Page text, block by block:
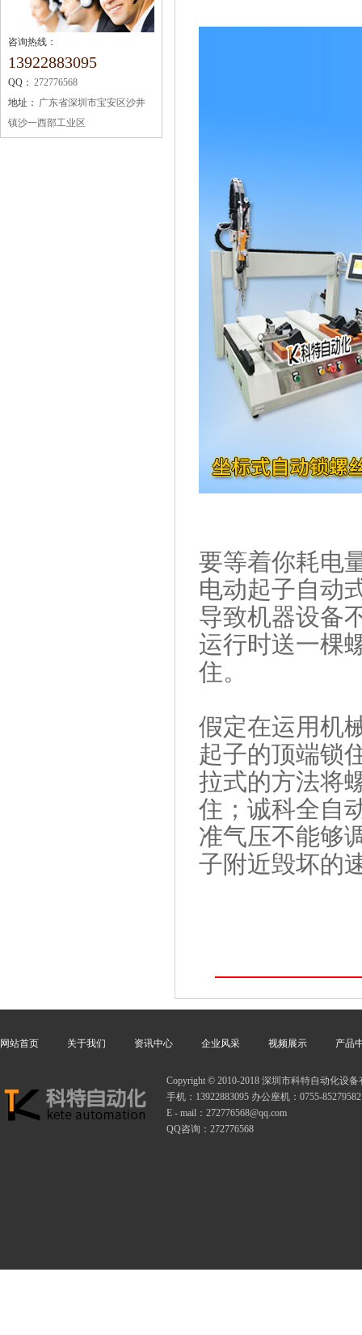
咨询热线：
13922883095
QQ： 272776568
地址： 广东省深圳市宝安区沙井
镇沙一西部工业区
要等着你耗电
电动起子自动
导致机器设备
运行时送一棵
住。
假定在运用机
起子的顶端锁
拉式的方法将
住；诚科全自
准气压不能够
子附近毁坏的
网站首页 关于我们 资讯中心 企业风采 视频展示 产品
Copyright © 2010-2018 深圳市科特自动化设
手机：13922883095 办公座机：0755-85279582
E - mail：272776568@qq.com
QQ咨询：272776568